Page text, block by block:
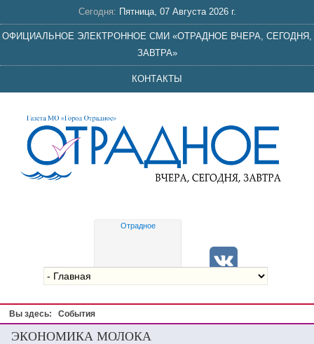
Сегодня: Пятница, 07 Августа 2026 г.
ОФИЦИАЛЬНОЕ ЭЛЕКТРОННОЕ СМИ «ОТРАДНОЕ ВЧЕРА, СЕГОДНЯ,
ЗАВТРА»
КОНТАКТЫ
Отрадное
Вы здесь: События
ЭКОНОМИКА МОЛОКА